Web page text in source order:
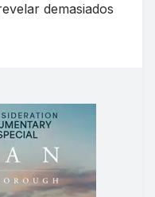
demasiados